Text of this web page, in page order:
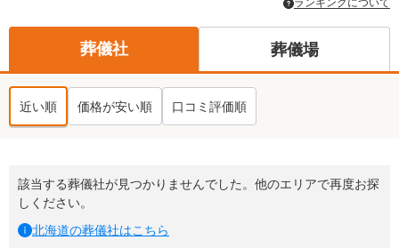
いての情報も掲載しています。24時間の相談受付で深夜・早朝でも
対応可能です。
葬儀社 葬儀場
近い順 価格が安い順 口コミ評価順
該当する葬儀社が見つかりませんでした。他のエリアで再度お探
しください。
北海道の葬儀社はこちら